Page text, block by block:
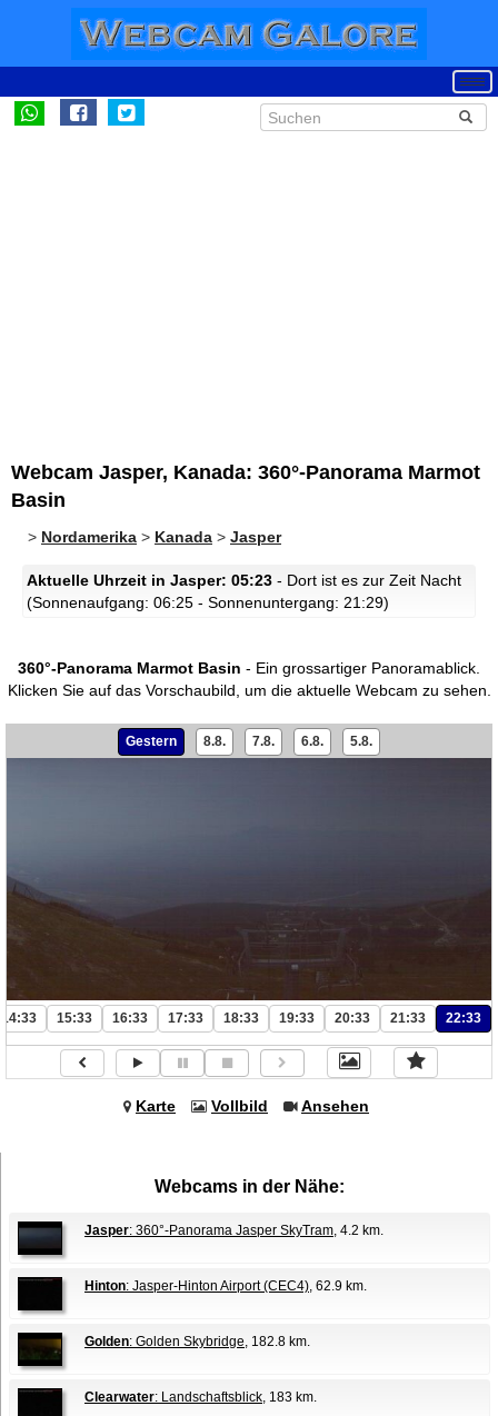
Webcam Jasper, Kanada: 360°-Panorama Marmot
Basin
> Nordamerika > Kanada > Jasper
Aktuelle Uhrzeit in Jasper: 05:23 - Dort ist es zur Zeit Nacht
(Sonnenaufgang: 06:25 - Sonnenuntergang: 21:29)
360°-Panorama Marmot Basin - Ein grossartiger Panoramablick.
Klicken Sie auf das Vorschaubild, um die aktuelle Webcam zu sehen.
Gestern 8.8. 7.8. 6.8. 5.8.
14:33 15:33 16:33 17:33 18:33 19:33 20:33 21:33 22:33
Karte Vollbild Ansehen
Webcams in der Nähe:
Jasper: 360°-Panorama Jasper SkyTram, 4.2 km.
Hinton: Jasper-Hinton Airport (CEC4), 62.9 km.
Golden: Golden Skybridge, 182.8 km.
Clearwater: Landschaftsblick, 183 km.